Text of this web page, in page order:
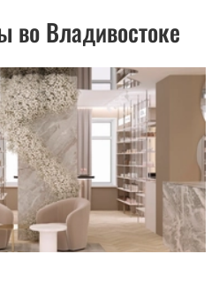
во Владивостоке